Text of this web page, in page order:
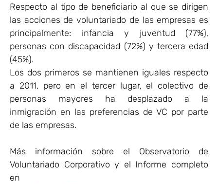
Respecto al tipo de beneficiario al que se dirigen
las acciones de voluntariado de las empresas es
principalmente: infancia y juventud (77%),
personas con discapacidad (72%) y tercera edad
(45%).
Los dos primeros se mantienen iguales respecto
a 2011, pero en el tercer lugar, el colectivo de
personas mayores ha desplazado a la
inmigración en las preferencias de VC por parte
de las empresas.
Más información sobre el Observatorio de
Voluntariado Corporativo y el Informe completo
en